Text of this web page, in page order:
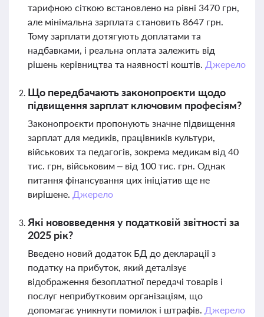
тарифною сіткою встановлено на рівні 3470 грн,
але мінімальна зарплата становить 8647 грн.
Тому зарплати дотягують доплатами та
надбавками, і реальна оплата залежить від
рішень керівництва та наявності коштів. Джерело
Що передбачають законопроєкти щодо
підвищення зарплат ключовим професіям?
Законопроєкти пропонують значне підвищення
зарплат для медиків, працівників культури,
військових та педагогів, зокрема медикам від 40
тис. грн, військовим – від 100 тис. грн. Однак
питання фінансування цих ініціатив ще не
вирішене. Джерело
Які нововведення у податковій звітності за
2025 рік?
Введено новий додаток БД до декларації з
податку на прибуток, який деталізує
відображення безоплатної передачі товарів і
послуг неприбутковим організаціям, що
допомагає уникнути помилок і штрафів. Джерело